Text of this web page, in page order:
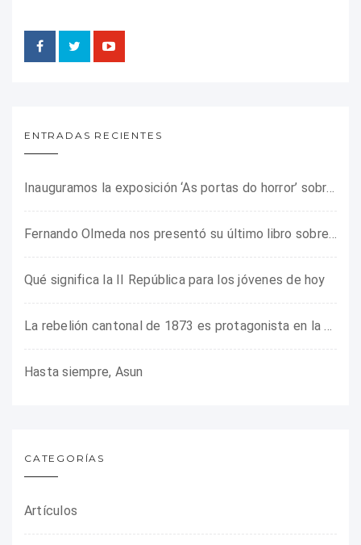
ENTRADAS RECIENTES
Inauguramos la exposición ‘As portas do horror’ sobre el campo de concentración franquista de Camposancos
Fernando Olmeda nos presentó su último libro sobre la fotógrafa Gerda Taro
Qué significa la II República para los jóvenes de hoy
La rebelión cantonal de 1873 es protagonista en la ARMHADH
Hasta siempre, Asun
CATEGORÍAS
Artículos